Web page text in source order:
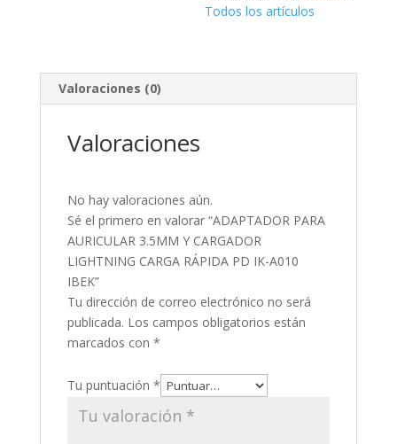
PD
IBEK
Todos los artículos
Valoraciones (0)
Valoraciones
No hay valoraciones aún.
Sé el primero en valorar “ADAPTADOR PARA
AURICULAR 3.5MM Y CARGADOR
LIGHTNING CARGA RÁPIDA PD IK-A010
IBEK”
Tu dirección de correo electrónico no será
publicada. Los campos obligatorios están
marcados con *
Tu puntuación *